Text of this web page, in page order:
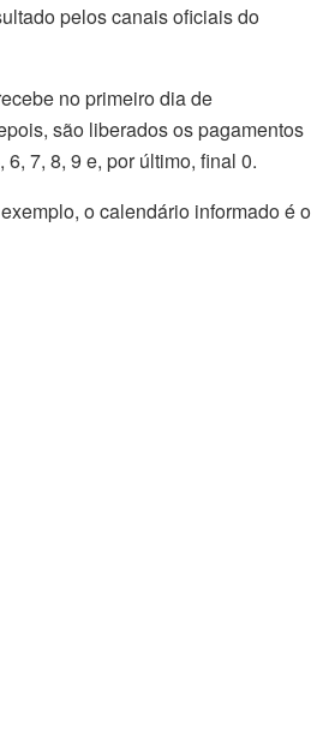
pelos canais oficiais do
no primeiro dia de
são liberados os pagamentos
7, 8, 9 e, por último, final 0.
o calendário informado é o